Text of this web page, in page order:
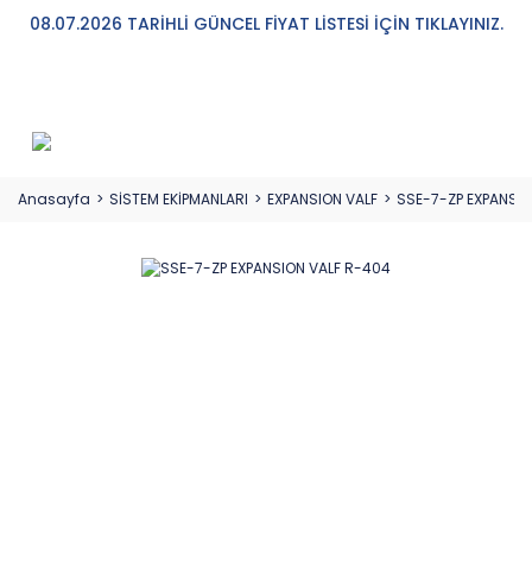
08.07.2026 TARİHLİ GÜNCEL FİYAT LİSTESİ İÇİN TIKLAYINIZ.
Anasayfa SİSTEM EKİPMANLARI EXPANSION VALF SSE-7-ZP